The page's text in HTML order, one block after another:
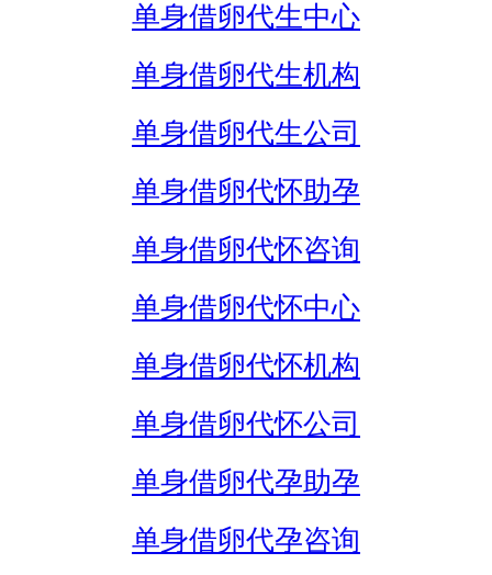
单身借卵代生中心
单身借卵代生机构
单身借卵代生公司
单身借卵代怀助孕
单身借卵代怀咨询
单身借卵代怀中心
单身借卵代怀机构
单身借卵代怀公司
单身借卵代孕助孕
单身借卵代孕咨询